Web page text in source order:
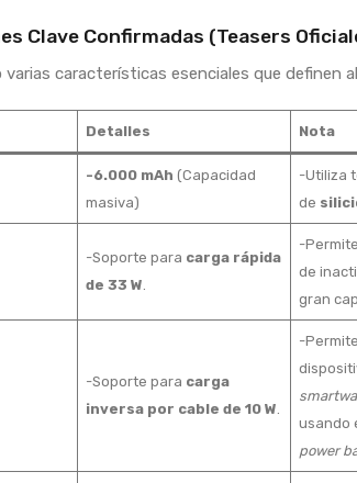
Clave Confirmadas (Teasers
varias características esenciales que definen al
Detalles Nota
-6.000 mAh (Capacidad
masiva)
-Utiliza
de
-Soporte para carga rápida
de 33 W.
-
de
gran
-Soporte para carga
inversa por cable de 10 W.
-
usando
power